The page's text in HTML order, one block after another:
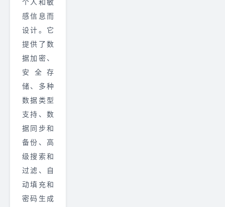
感信息而
设计。它
提供了数
据加密、
安全存
储、多种
数据类型
支持、数
据同步和
备份、高
级搜索和
过滤、自
动填充和
密码生成